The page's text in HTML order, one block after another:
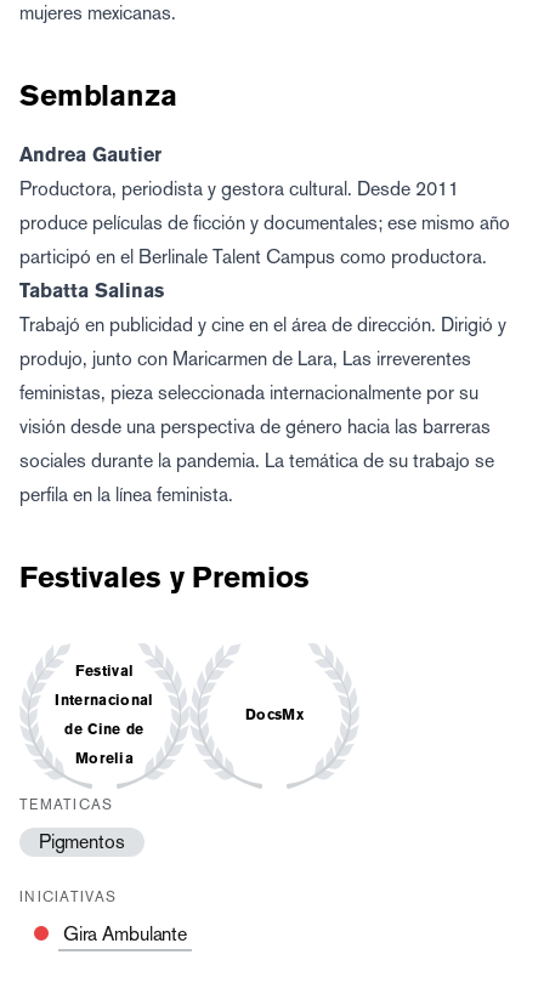
mujeres mexicanas.
Semblanza
Andrea Gautier
Productora, periodista y gestora cultural. Desde 2011
produce películas de ficción y documentales; ese mismo año
participó en el Berlinale Talent Campus como productora.
Tabatta Salinas
Trabajó en publicidad y cine en el área de dirección. Dirigió y
produjo, junto con Maricarmen de Lara, Las irreverentes
feministas, pieza seleccionada internacionalmente por su
visión desde una perspectiva de género hacia las barreras
sociales durante la pandemia. La temática de su trabajo se
perfila en la línea feminista.
Festivales y Premios
Festival
Internacional
de Cine de
Morelia
DocsMx
TEMATICAS
Pigmentos
INICIATIVAS
Gira Ambulante